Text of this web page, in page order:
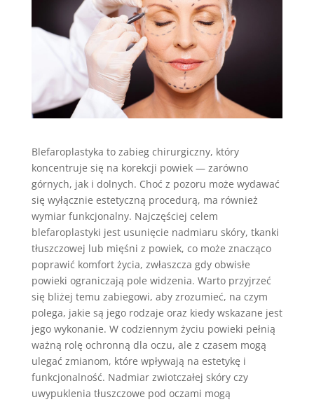
Blefaroplastyka to zabieg chirurgiczny, który
koncentruje się na korekcji powiek — zarówno
górnych, jak i dolnych. Choć z pozoru może wydawać
się wyłącznie estetyczną procedurą, ma również
wymiar funkcjonalny. Najczęściej celem
blefaroplastyki jest usunięcie nadmiaru skóry, tkanki
tłuszczowej lub mięśni z powiek, co może znacząco
poprawić komfort życia, zwłaszcza gdy obwisłe
powieki ograniczają pole widzenia. Warto przyjrzeć
się bliżej temu zabiegowi, aby zrozumieć, na czym
polega, jakie są jego rodzaje oraz kiedy wskazane jest
jego wykonanie. W codziennym życiu powieki pełnią
ważną rolę ochronną dla oczu, ale z czasem mogą
ulegać zmianom, które wpływają na estetykę i
funkcjonalność. Nadmiar zwiotczałej skóry czy
uwypuklenia tłuszczowe pod oczami mogą